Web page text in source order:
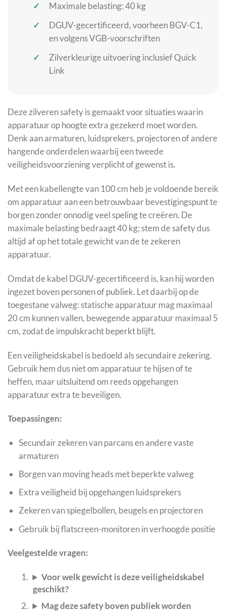
Maximale belasting: 40 kg
DGUV-gecertificeerd, voorheen BGV-C1,
en volgens VGB-voorschriften
Zilverkleurige uitvoering inclusief Quick
Link
Deze zilveren safety is gemaakt voor situaties waarin
apparatuur op hoogte extra gezekerd moet worden.
Denk aan armaturen, luidsprekers, projectoren of andere
hangende onderdelen waarbij een tweede
veiligheidsvoorziening verplicht of gewenst is.
Met een kabellengte van 100 cm heb je voldoende bereik
om apparatuur aan een betrouwbaar bevestigingspunt te
borgen zonder onnodig veel speling te creëren. De
maximale belasting bedraagt 40 kg; stem de safety dus
altijd af op het totale gewicht van de te zekeren
apparatuur.
Omdat de kabel DGUV-gecertificeerd is, kan hij worden
ingezet boven personen of publiek. Let daarbij op de
toegestane valweg: statische apparatuur mag maximaal
20 cm kunnen vallen, bewegende apparatuur maximaal 5
cm, zodat de impulskracht beperkt blijft.
Een veiligheidskabel is bedoeld als secundaire zekering.
Gebruik hem dus niet om apparatuur te hijsen of te
heffen, maar uitsluitend om reeds opgehangen
apparatuur extra te beveiligen.
Toepassingen:
Secundair zekeren van parcans en andere vaste
armaturen
Borgen van moving heads met beperkte valweg
Extra veiligheid bij opgehangen luidsprekers
Zekeren van spiegelbollen, beugels en projectoren
Gebruik bij flatscreen-monitoren in verhoogde positie
Veelgestelde vragen:
Voor welk gewicht is deze veiligheidskabel
geschikt?
Mag deze safety boven publiek worden